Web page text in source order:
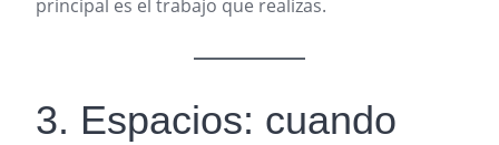
principal es el trabajo que realizas.
3. Espacios: cuando